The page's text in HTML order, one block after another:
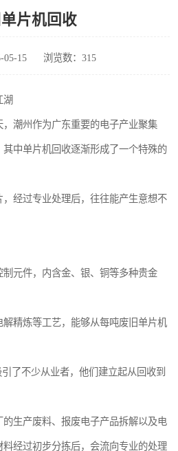
片机回收
05-15 浏览数：315
湖
潮州作为广东重要的电子产业聚集
中单片机回收逐渐形成了一个特殊的
经过专业处理后，往往能产生意想不
元件，内含金、银、铜等多种贵金
精炼等工艺，能够从每吨废旧单片机
了不少从业者，他们建立起从回收到
生产废料、报废电子产品拆解以及电
经过初步分拣后，会流向专业的处理